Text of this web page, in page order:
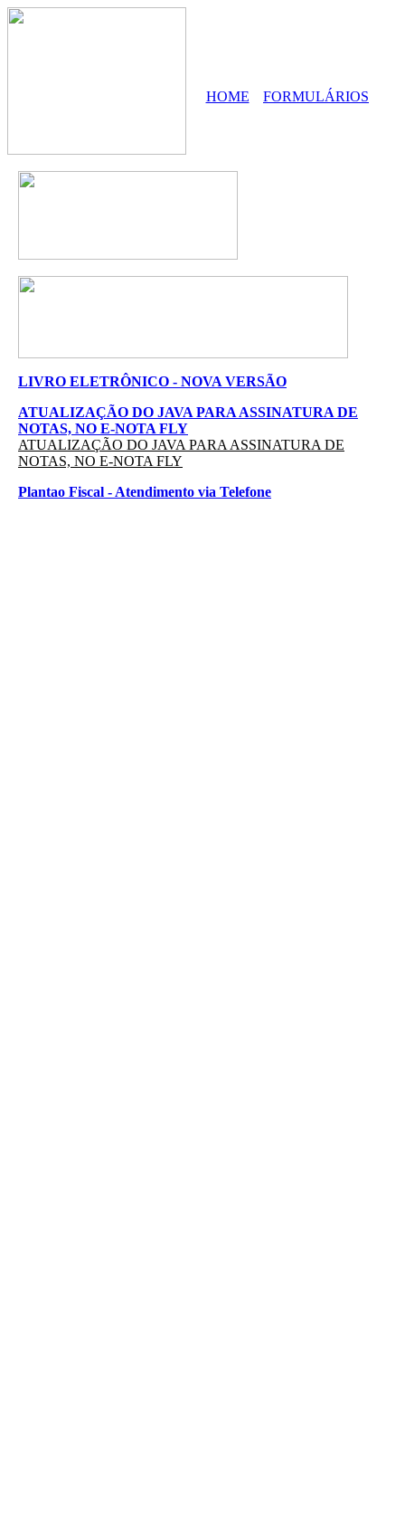
HOME FORMULÁRIOS
LIVRO ELETRÔNICO - NOVA VERSÃO
ATUALIZAÇÃO DO JAVA PARA ASSINATURA DE
NOTAS, NO E-NOTA FLY
ATUALIZAÇÃO DO JAVA PARA ASSINATURA DE
NOTAS, NO E-NOTA FLY
Plantao Fiscal - Atendimento via Telefone